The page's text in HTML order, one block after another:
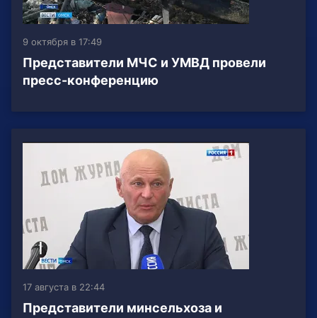
9 октября в 17:49
Представители МЧС и УМВД провели
пресс-конференцию
17 августа в 22:44
Представители минсельхоза и